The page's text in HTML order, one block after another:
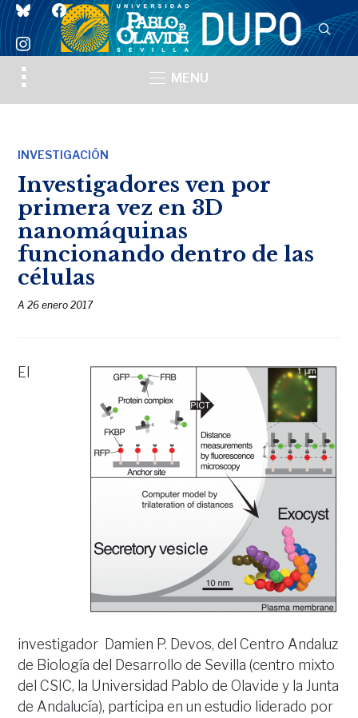
blueskyfacebook
instagram
Toggle
sidebar
MENU
INVESTIGACIÓN
Investigadores ven por
primera vez en 3D
nanomáquinas
funcionando dentro de las
células
A26 enero 2017
El
investigador Damien P. Devos, del Centro Andaluz
de Biología del Desarrollo de Sevilla (centro mixto
del CSIC, la Universidad Pablo de Olavide y la Junta
de Andalucía), participa en un estudio liderado por